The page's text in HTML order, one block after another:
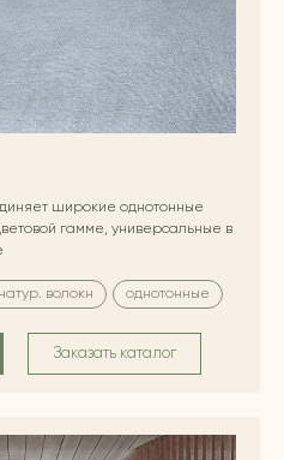
широкие однотонные
гамме, универсальные в
волокн однотонные
Заказать каталог